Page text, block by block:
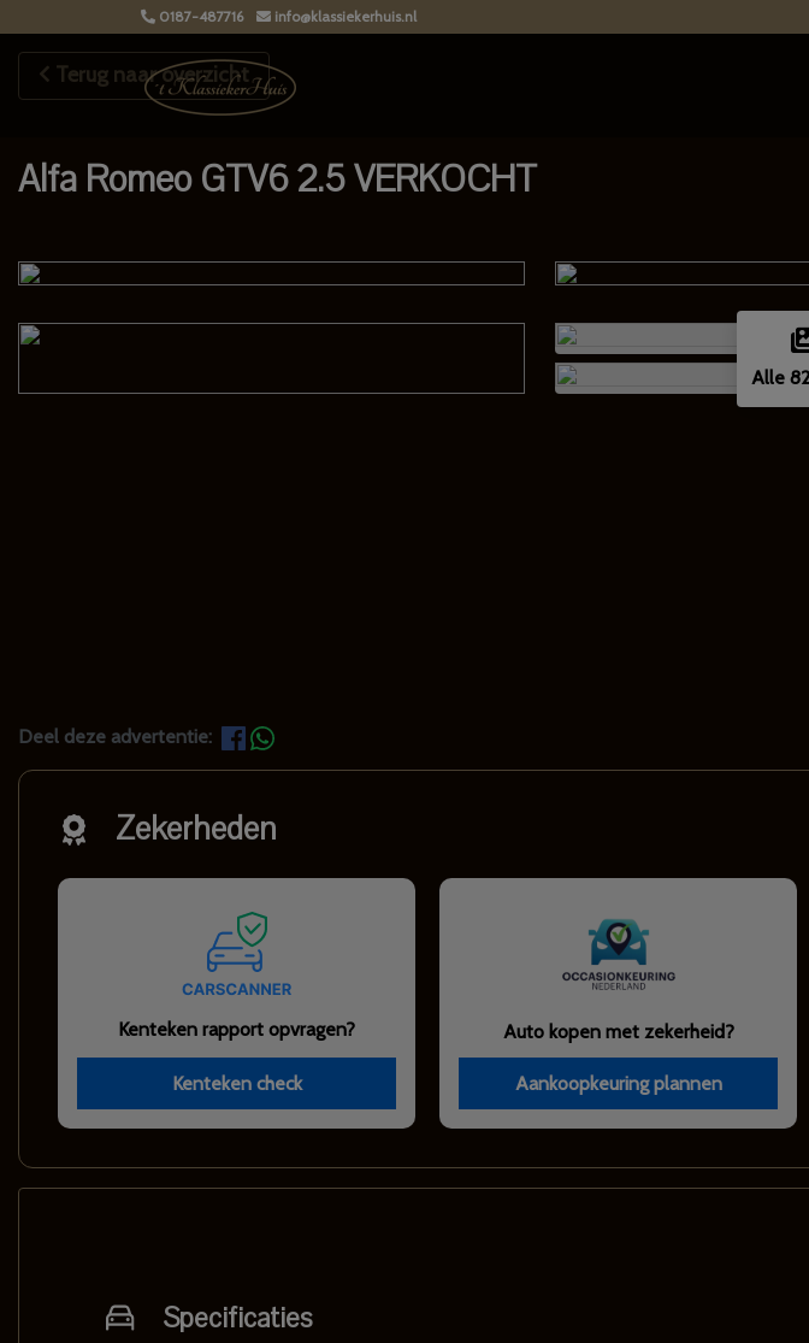
0187-487716 info@klassiekerhuis.nl
Terug naar overzicht
Alfa Romeo GTV6 2.5 VERKOCHT
Alle
Deel deze advertentie:
Zekerheden
Kenteken rapport opvragen?
Kenteken check
Auto kopen met zekerheid?
Aankoopkeuring plannen
Specificaties